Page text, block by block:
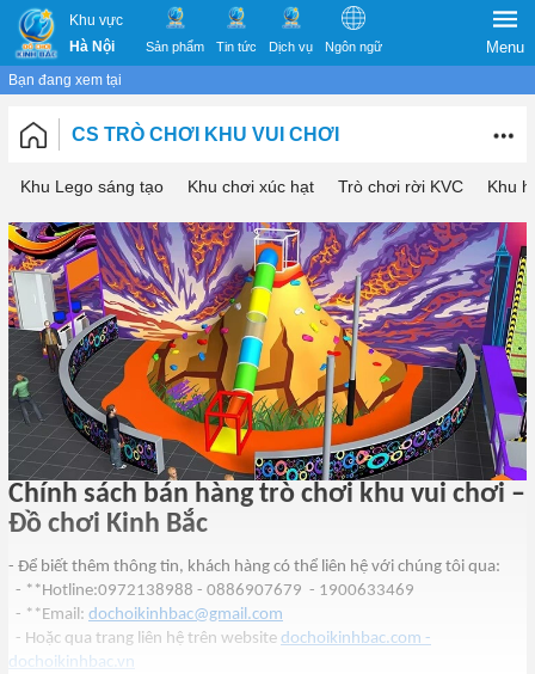
Khu vực
Hà Nội
Sản phẩm Tin tức Dịch vụ Ngôn ngữ Menu
Bạn đang xem tại
CS TRÒ CHƠI KHU VUI CHƠI
Khu Lego sáng tạo Khu chơi xúc hạt Trò chơi rời KVC Khu
Chính sách bán hàng trò chơi khu vui chơi –
Đồ chơi Kinh Bắc
- Để biết thêm thông tin, khách hàng có thể liên hệ với chúng tôi qua:
- **Hotline:0972138988 - 0886907679 - 1900633469
- **Email: dochoikinhbac@gmail.com
- Hoặc qua trang liên hệ trên website dochoikinhbac.com -
dochoikinhbac.vn